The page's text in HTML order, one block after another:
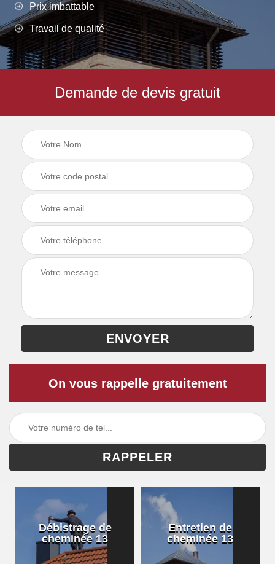
Prix imbattable
Travail de qualité
Demande de devis gratuit
On vous rappelle gratuitement
Débistrage de
cheminée 13
Entretien de
cheminée 13